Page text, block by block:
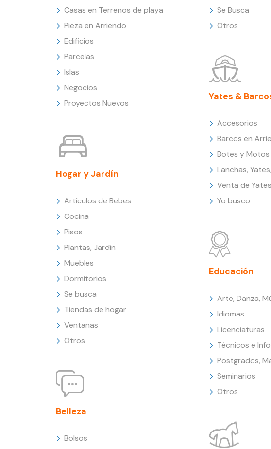
Casas en Terrenos de playa
Pieza en Arriendo
Edificios
Parcelas
Islas
Negocios
Proyectos Nuevos
Hogar y Jardín
Artículos de Bebes
Cocina
Pisos
Plantas, Jardín
Muebles
Dormitorios
Se busca
Tiendas de hogar
Ventanas
Otros
Belleza
Bolsos
Se Busca
Otros
Yates &
Accesorios
Barcos en
Botes y
Lanchas,
Venta de
Yo busco
Educación
Arte, Danza,
Idiomas
Licenciaturas
Técnicos e
Postgrados,
Seminarios
Otros